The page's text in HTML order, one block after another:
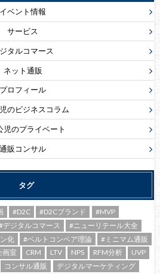
イベント情報
サービス
タルコマース
ネット通販
プロフィール
のビジネスコラム
児のプライベート
通販コンサル
タグ
#D2C #D2Cブランド
#MVP
デジタルコマース
#ニューリテール大全
化 #ベルトコンベア理論
#ミニマム通販
画室 CRM LTV NPS RFM分析
UVP
コンサル通販
デジタルマーケティング